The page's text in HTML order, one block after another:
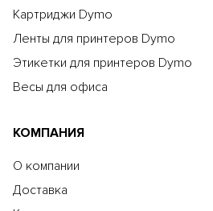
Картриджи Dymo
Ленты для принтеров Dymo
Этикетки для принтеров Dymo
Весы для офиса
КОМПАНИЯ
О компании
Доставка